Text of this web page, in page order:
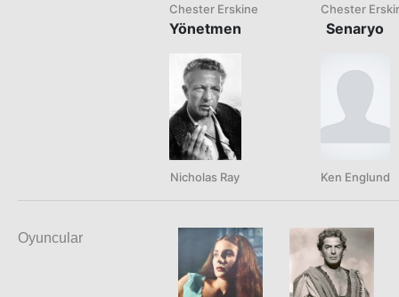
Chester Erskine
Yönetmen
Nicholas Ray
Chester
Senaryo
Ken Englund
Oyuncular